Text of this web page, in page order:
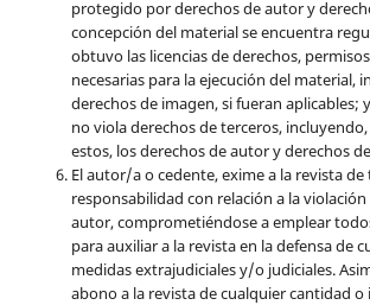
protegido por derechos de autor y
concepción del material se encuentra
obtuvo las licencias de derechos,
necesarias para la ejecución del material,
derechos de imagen, si fueran aplicables;
no viola derechos de terceros,
estos, los derechos de autor y derechos
El autor/a o cedente, exime a la revista
responsabilidad con relación a la
autor, comprometiéndose a emplear
para auxiliar a la revista en la defensa de
medidas extrajudiciales y/o judiciales.
abono a la revista de cualquier cantidad